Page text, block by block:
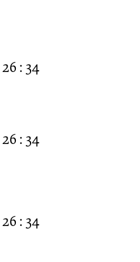
26 : 34
26 : 34
26 : 34